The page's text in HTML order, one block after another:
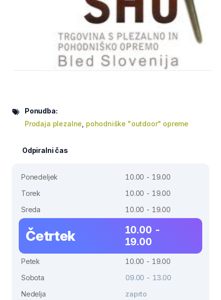
Ponudba:
Prodaja plezalne pohodniške "outdoor" opreme
Odpiralni čas
Ponedeljek
10.00 - 19.00
Torek
10.00 - 19.00
Sreda
10.00 - 19.00
Četrtek
10.00 -
19.00
Petek
10.00 - 19.00
Sobota
09.00 - 13.00
Nedelja
zaprto